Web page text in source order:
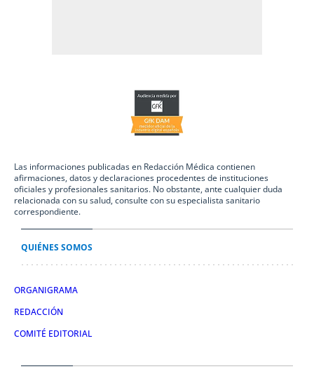
Las informaciones publicadas en Redacción Médica contienen
afirmaciones, datos y declaraciones procedentes de instituciones
oficiales y profesionales sanitarios. No obstante, ante cualquier duda
relacionada con su salud, consulte con su especialista sanitario
correspondiente.
QUIÉNES SOMOS
ORGANIGRAMA
REDACCIÓN
COMITÉ EDITORIAL